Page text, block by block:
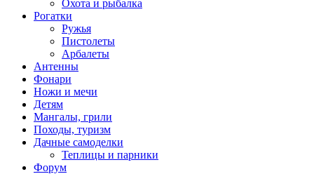
Охота и рыбалка
Рогатки
Ружья
Пистолеты
Арбалеты
Антенны
Фонари
Ножи и мечи
Детям
Мангалы, грили
Походы, туризм
Дачные самоделки
Теплицы и парники
Форум